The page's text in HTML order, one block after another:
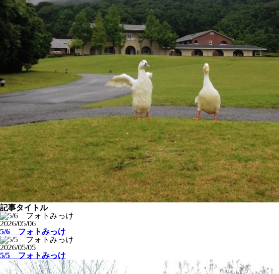
記事タイトル
2026/05/06
5/6 フォトみっけ
2026/05/05
5/5 フォトみっけ